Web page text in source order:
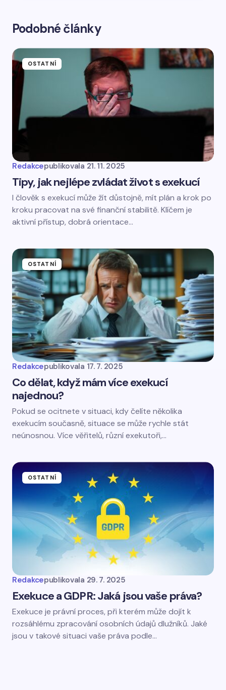
Podobné články
OSTATNÍ
Redakcepublikovala 21. 11. 2025
Tipy, jak nejlépe zvládat život s exekucí
I člověk s exekucí může žít důstojně, mít plán a krok po
kroku pracovat na své finanční stabilitě. Klíčem je
aktivní přístup, dobrá orientace…
OSTATNÍ
Redakcepublikovala 17. 7. 2025
Co dělat, když mám více exekucí
najednou?
Pokud se ocitnete v situaci, kdy čelíte několika
exekucím současně, situace se může rychle stát
neúnosnou. Více věřitelů, různí exekutoři,…
OSTATNÍ
Redakcepublikovala 29. 7. 2025
Exekuce a GDPR: Jaká jsou vaše práva?
Exekuce je právní proces, při kterém může dojít k
rozsáhlému zpracování osobních údajů dlužníků. Jaké
jsou v takové situaci vaše práva podle…